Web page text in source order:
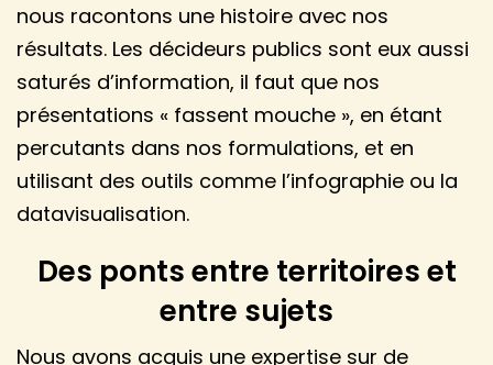
nous racontons une histoire avec nos
résultats. Les décideurs publics sont eux aussi
saturés d’information, il faut que nos
présentations « fassent mouche », en étant
percutants dans nos formulations, et en
utilisant des outils comme l’infographie ou la
datavisualisation.
Des ponts entre territoires et
entre sujets
Nous avons acquis une expertise sur de